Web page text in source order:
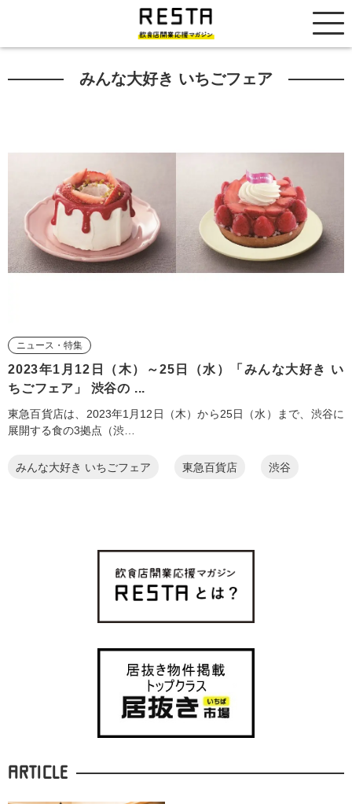
居抜き売却市場
みんな大好き いちごフェア
ニュース・特集
2023年1月12日（木）～25日（水）「みんな大好き い
ちごフェア」 渋谷の ...
東急百貨店は、2023年1月12日（木）から25日（水）まで、渋谷に
展開する食の3拠点（渋…
みんな大好き いちごフェア 東急百貨店 渋谷
ARTICLE